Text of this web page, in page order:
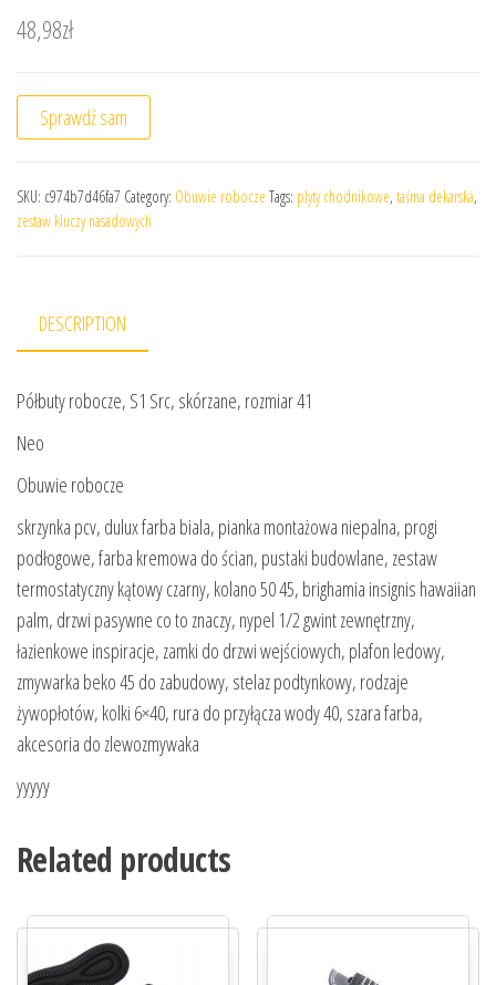
48,98zł
Sprawdź sam
SKU: c974b7d46fa7 Category: Obuwie robocze Tags: plyty chodnikowe, taśma dekarska,
zestaw kluczy nasadowych
DESCRIPTION
Półbuty robocze, S1 Src, skórzane, rozmiar 41
Neo
Obuwie robocze
skrzynka pcv, dulux farba biala, pianka montażowa niepalna, progi
podłogowe, farba kremowa do ścian, pustaki budowlane, zestaw
termostatyczny kątowy czarny, kolano 50 45, brighamia insignis hawaiian
palm, drzwi pasywne co to znaczy, nypel 1/2 gwint zewnętrzny,
łazienkowe inspiracje, zamki do drzwi wejściowych, plafon ledowy,
zmywarka beko 45 do zabudowy, stelaz podtynkowy, rodzaje
żywopłotów, kolki 6×40, rura do przyłącza wody 40, szara farba,
akcesoria do zlewozmywaka
yyyyy
Related products